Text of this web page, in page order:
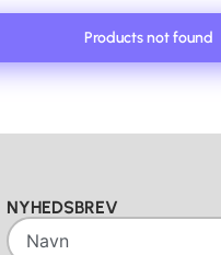
Products not found
NYHEDSBREV